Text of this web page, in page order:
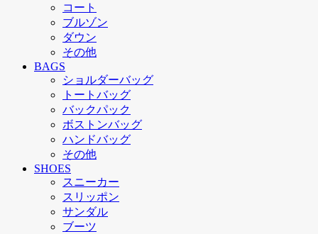
コート
ブルゾン
ダウン
その他
BAGS
ショルダーバッグ
トートバッグ
バックパック
ボストンバッグ
ハンドバッグ
その他
SHOES
スニーカー
スリッポン
サンダル
ブーツ